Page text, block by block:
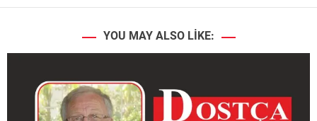
YOU MAY ALSO LIKE: